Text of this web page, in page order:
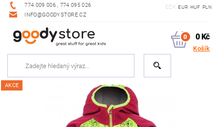
774 009 006 , 774 095 026
INFO@GOODYSTORE.CZ
CZK EUR HUF PLN
0 0 Kč
Košík
AKCE